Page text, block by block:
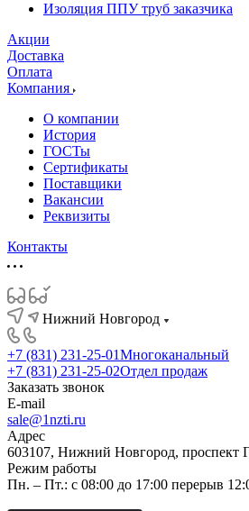
Изоляция ППУ труб заказчика
Акции
Доставка
Оплата
Компания
О компании
История
ГОСТы
Сертификаты
Поставщики
Вакансии
Реквизиты
Контакты
Нижний Новгород
+7 (831) 231-25-01Многоканальный
+7 (831) 231-25-02Отдел продаж
Заказать звонок
E-mail
sale@1nzti.ru
Адрес
603107, Нижний Новгород, проспект
Режим работы
Пн. – Пт.: с 08:00 до 17:00 перерыв